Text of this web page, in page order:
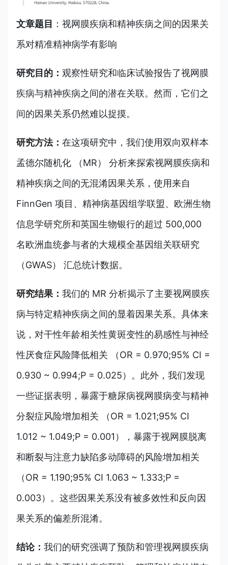
文章题目 ： 视网膜疾病和精神疾病之间的因果关
系对精准精神病学有影响
研究目的： 观察性研究和临床试验报告了视网膜
疾病与精神疾病之间的潜在关联。然而，它们之
间的因果关系仍然难以捉摸。
研究方法： 在这项研究中，我们使用双向双样本
孟德尔随机化 （MR） 分析来探索视网膜疾病和
精神疾病之间的无混淆因果关系，使用来自
FinnGen 项目、精神病基因组学联盟、欧洲生物
信息学研究所和英国生物银行的超过 500,000
名欧洲血统参与者的大规模全基因组关联研究
（GWAS） 汇总统计数据。
研究结果： 我们的 MR 分析揭示了主要视网膜疾
病与特定精神疾病之间的显着因果关系。具体来
说，对干性年龄相关性黄斑变性的易感性与神经
性厌食症风险降低相关 （OR = 0.970;95% CI =
0.930 ~ 0.994;P = 0.025）。此外，我们发现
一些证据表明，暴露于糖尿病视网膜病变与精神
分裂症风险增加相关 （OR = 1.021;95% CI
1.012 ~ 1.049;P = 0.001），暴露于视网膜脱离
和断裂与注意力缺陷多动障碍的风险增加相关
（OR = 1.190;95% CI 1.063 ~ 1.333;P =
0.003）。这些因果关系没有被多效性和反向因
果关系的偏差所混淆。
结论： 我们的研究强调了预防和管理视网膜疾病